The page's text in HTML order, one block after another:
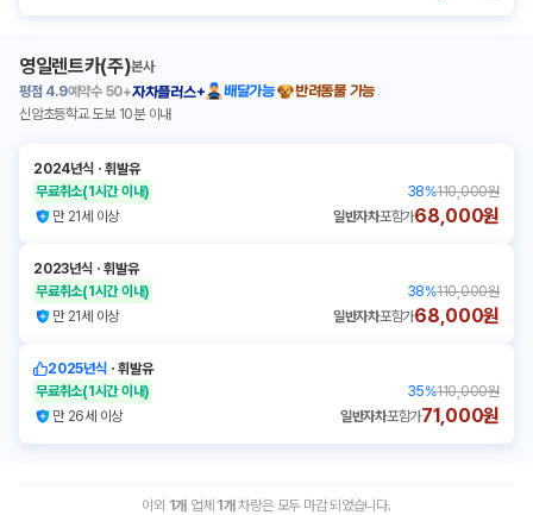
영일렌트카(주)본사
평점 4.9예약수 50+자차플러스+ 배달가능
반려동물 가능
신암초등학교 도보 10분 이내
2024년식 ㆍ휘발유
무료취소(1시간 이내) 38%110,000원
만 21세 이상
일반자차포함가68,000원
2023년식 ㆍ휘발유
무료취소(1시간 이내) 38%110,000원
만 21세 이상
일반자차포함가68,000원
2025년식 ㆍ휘발유
무료취소(1시간 이내) 35%110,000원
만 26세 이상
일반자차포함가71,000원
이외 1개 업체 1 개 차량은 모두 마감 되었습니다.